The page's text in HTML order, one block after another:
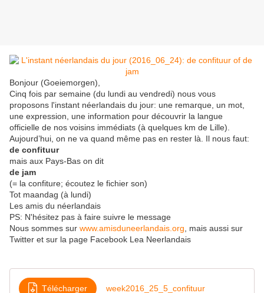
Bonjour (Goeiemorgen),
Cinq fois par semaine (du lundi au vendredi) nous vous
proposons l'instant néerlandais du jour: une remarque, un mot,
une expression, une information pour découvrir la langue
officielle de nos voisins immédiats (à quelques km de Lille).
Aujourd’hui, on ne va quand même pas en rester là. Il nous faut:
de confituur
mais aux Pays-Bas on dit
de jam
(= la confiture; écoutez le fichier son)
Tot maandag (à lundi)
Les amis du néerlandais
PS: N'hésitez pas à faire suivre le message
Nous sommes sur www.amisduneerlandais.org , mais aussi sur
Twitter et sur la page Facebook Lea Neerlandais
Télécharger week2016_25_5_confituur